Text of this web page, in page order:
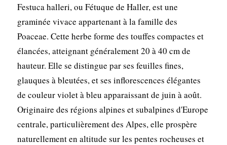
Festuca halleri, ou Fétuque de Haller, est une
graminée vivace appartenant à la famille des
Poaceae. Cette herbe forme des touffes compactes et
élancées, atteignant généralement 20 à 40 cm de
hauteur. Elle se distingue par ses feuilles fines,
glauques à bleutées, et ses inflorescences élégantes
de couleur violet à bleu apparaissant de juin à août.
Originaire des régions alpines et subalpines d'Europe
centrale, particulièrement des Alpes, elle prospère
naturellement en altitude sur les pentes rocheuses et